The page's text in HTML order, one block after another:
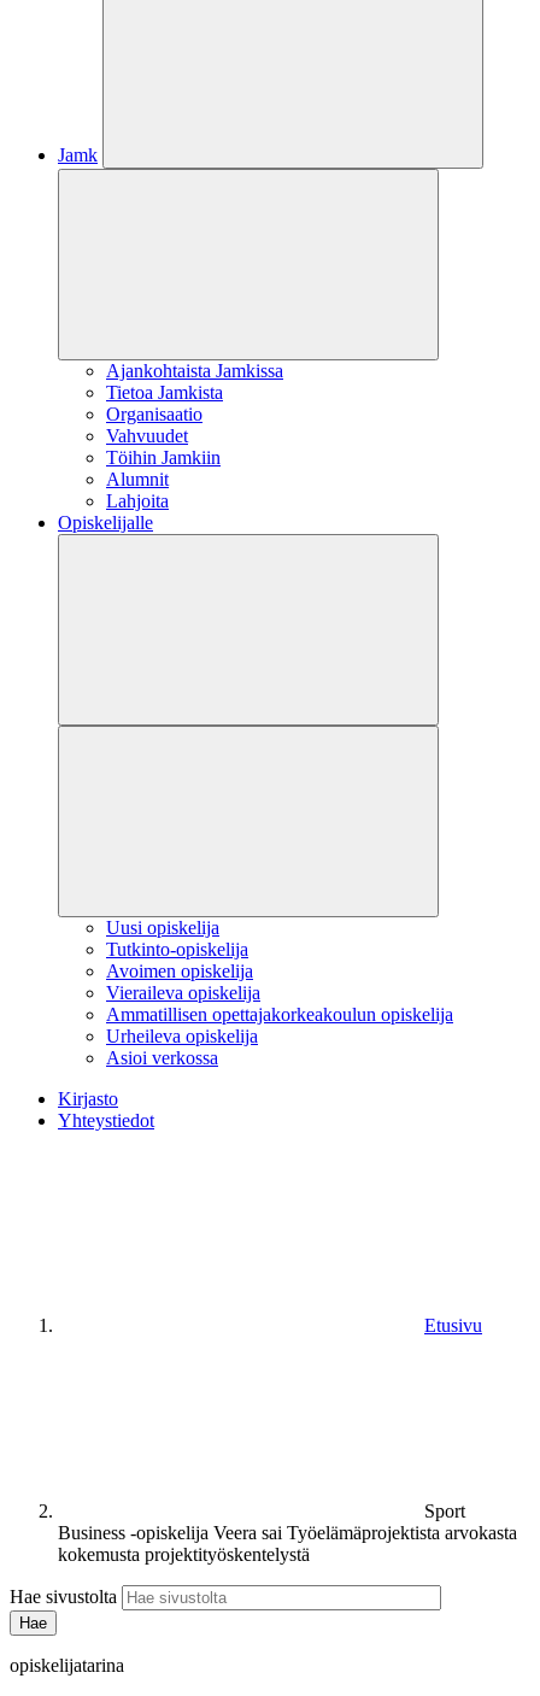
Jamk
Ajankohtaista Jamkissa
Tietoa Jamkista
Organisaatio
Vahvuudet
Töihin Jamkiin
Alumnit
Lahjoita
Opiskelijalle
Uusi opiskelija
Tutkinto-opiskelija
Avoimen opiskelija
Vieraileva opiskelija
Ammatillisen opettajakorkeakoulun opiskelija
Urheileva opiskelija
Asioi verkossa
Kirjasto
Yhteystiedot
Etusivu
Sport
Business -opiskelija Veera sai Työelämäprojektista arvokasta
kokemusta projektityöskentelystä
Hae sivustolta
opiskelijatarina